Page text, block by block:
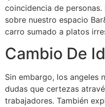
coincidencia de
sobre nuestro espacio
carro sumado a platos
Cambio De
Sin embargo, los angeles
dudas que certezas
trabajadores. También